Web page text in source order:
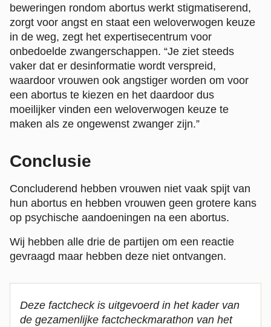
beweringen rondom abortus werkt stigmatiserend,
zorgt voor angst en staat een weloverwogen keuze
in de weg, zegt het expertisecentrum voor
onbedoelde zwangerschappen. “Je ziet steeds
vaker dat er desinformatie wordt verspreid,
waardoor vrouwen ook angstiger worden om voor
een abortus te kiezen en het daardoor dus
moeilijker vinden een weloverwogen keuze te
maken als ze ongewenst zwanger zijn.”
Conclusie
Concluderend hebben vrouwen niet vaak spijt van
hun abortus en hebben vrouwen geen grotere kans
op psychische aandoeningen na een abortus.
Wij hebben alle drie de partijen om een reactie
gevraagd maar hebben deze niet ontvangen.
Deze factcheck is uitgevoerd in het kader van
de gezamenlijke factcheckmarathon van het